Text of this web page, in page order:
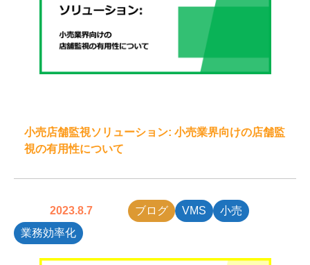
小売店舗監視ソリューション: 小売業界向けの店舗監
視の有用性について
2023.8.7 ブログ VMS
小売
業務効率化